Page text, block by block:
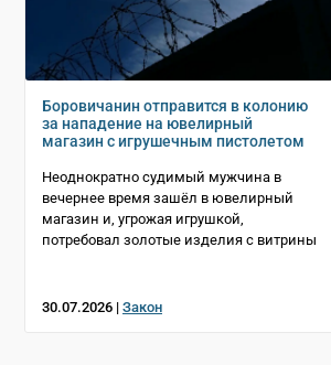
Боровичанин отправится в колонию
за нападение на ювелирный
магазин с игрушечным пистолетом
Неоднократно судимый мужчина в
вечернее время зашёл в ювелирный
магазин и, угрожая игрушкой,
потребовал золотые изделия с витрины
30.07.2026 | Закон